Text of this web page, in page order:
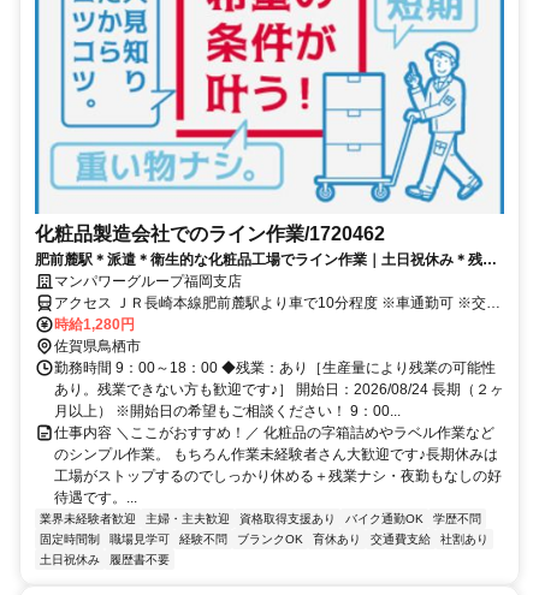
化粧品製造会社でのライン作業/1720462
肥前麓駅＊派遣＊衛生的な化粧品工場でライン作業｜土日祝休み＊残業
ナシ相談可能／開始日：2026/08/24
マンパワーグループ福岡支店
アクセス ＪＲ長崎本線肥前麓駅より車で10分程度 ※車通勤可 ※交通
費支給（規定あり）
時給1,280円
佐賀県鳥栖市
勤務時間 9：00～18：00 ◆残業：あり［生産量により残業の可能性
あり。残業できない方も歓迎です♪］ 開始日：2026/08/24 長期（２ヶ
月以上） ※開始日の希望もご相談ください！ 9：00...
仕事内容 ＼ここがおすすめ！／ 化粧品の字箱詰めやラベル作業など
のシンプル作業。 もちろん作業未経験者さん大歓迎です♪長期休みは
工場がストップするのでしっかり休める＋残業ナシ・夜勤もなしの好
待遇です。...
業界未経験者歓迎 主婦・主夫歓迎 資格取得支援あり バイク通勤OK
学歴不問
固定時間制
職場見学可 経験不問 ブランクOK 育休あり 交通費支給
社割あり
土日祝休み
履歴書不要